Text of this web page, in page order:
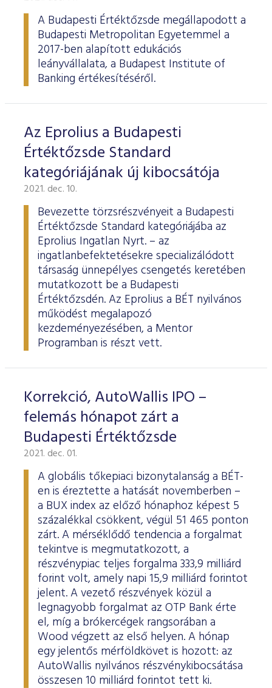
ESG Útmutató
A Budapesti Értéktőzsde megállapodott a
Budapesti Metropolitan Egyetemmel a
2017-ben alapított edukációs
leányvállalata, a Budapest Institute of
Banking értékesítéséről.
Az Eprolius a Budapesti
Értéktőzsde Standard
kategóriájának új kibocsátója
2021. dec. 10.
Bevezette törzsrészvényeit a Budapesti
Értéktőzsde Standard kategóriájába az
Eprolius Ingatlan Nyrt. – az
ingatlanbefektetésekre specializálódott
társaság ünnepélyes csengetés keretében
mutatkozott be a Budapesti
Értéktőzsdén. Az Eprolius a BÉT nyilvános
működést megalapozó
kezdeményezésében, a Mentor
Programban is részt vett.
Korrekció, AutoWallis IPO –
felemás hónapot zárt a
Budapesti Értéktőzsde
2021. dec. 01.
A globális tőkepiaci bizonytalanság a BÉT-
en is éreztette a hatását novemberben –
a BUX index az előző hónaphoz képest 5
százalékkal csökkent, végül 51 465 ponton
zárt. A mérséklődő tendencia a forgalmat
tekintve is megmutatkozott, a
részvénypiac teljes forgalma 333,9 milliárd
forint volt, amely napi 15,9 milliárd forintot
jelent. A vezető részvények közül a
legnagyobb forgalmat az OTP Bank érte
el, míg a brókercégek rangsorában a
Wood végzett az első helyen. A hónap
egy jelentős mérföldkövet is hozott: az
AutoWallis nyilvános részvénykibocsátása
összesen 10 milliárd forintot tett ki.